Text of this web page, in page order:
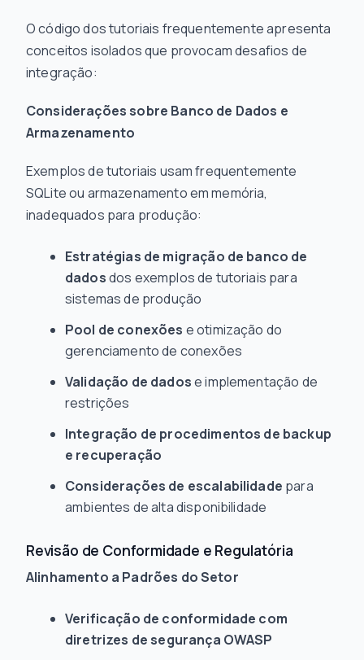
O código dos tutoriais frequentemente apresenta
conceitos isolados que provocam desafios de
integração:
Considerações sobre Banco de Dados e
Armazenamento
Exemplos de tutoriais usam frequentemente
SQLite ou armazenamento em memória,
inadequados para produção:
Estratégias de migração de banco de
dadosdos exemplos de tutoriais para
sistemas de produção
Pool de conexões e otimização do
gerenciamento de conexões
Validação de dadose implementação de
restrições
Integração de procedimentos de backup
e recuperação
Considerações de escalabilidade para
ambientes de alta disponibilidade
Revisão de Conformidade e Regulatória
Alinhamento a Padrões do Setor
Verificação de conformidade com
diretrizes de segurança OWASP